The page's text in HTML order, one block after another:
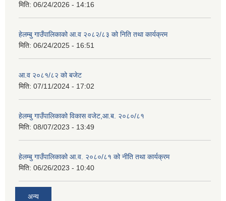
मिति: 06/24/2026 - 14:16
हेलम्बु गाउँपालिकाको आ.व २०८२/८३ को निति तथा कार्यक्रम
मिति: 06/24/2025 - 16:51
आ.व २०८१/८२ को बजेट
मिति: 07/11/2024 - 17:02
हेलम्बु गाउँपालिकाको विकास वजेट,आ.ब. २०८०/८१
मिति: 08/07/2023 - 13:49
हेलम्बु गाउँपालिकाको आ.व. २०८०/८१ को नीति तथा कार्यक्रम
मिति: 06/26/2023 - 10:40
अन्य